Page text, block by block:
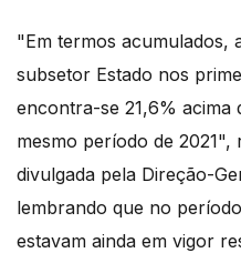
"Em termos acumulados,
subsetor Estado nos
encontra-se 21,6% acima
mesmo período de
divulgada pela Direção-
lembrando que no
estavam ainda em vigor